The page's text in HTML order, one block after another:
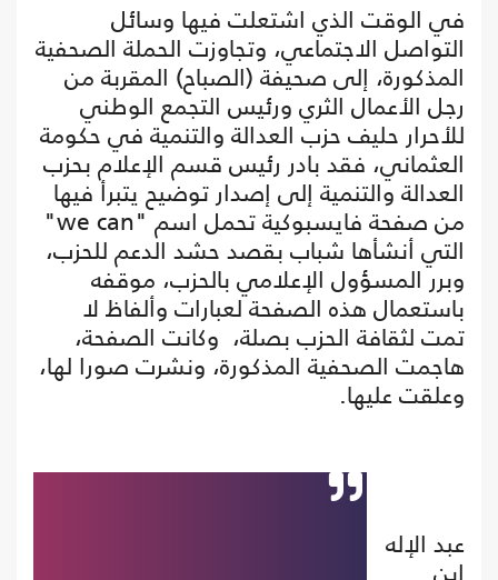
في الوقت الذي اشتعلت فيها وسائل
التواصل الاجتماعي، وتجاوزت الحملة الصحفية
المذكورة، إلى صحيفة (الصباح) المقربة من
رجل الأعمال الثري ورئيس التجمع الوطني
للأحرار حليف حزب العدالة والتنمية في حكومة
العثماني، فقد بادر رئيس قسم الإعلام بحزب
العدالة والتنمية إلى إصدار توضيح يتبرأ فيها
من صفحة فايسبوكية تحمل اسم "we can"
التي أنشأها شباب بقصد حشد الدعم للحزب،
وبرر المسؤول الإعلامي بالحزب، موقفه
باستعمال هذه الصفحة لعبارات وألفاظ لا
تمت لثقافة الحزب بصلة، وكانت الصفحة،
هاجمت الصحفية المذكورة، ونشرت صورا لها،
وعلقت عليها.
عبد الإله